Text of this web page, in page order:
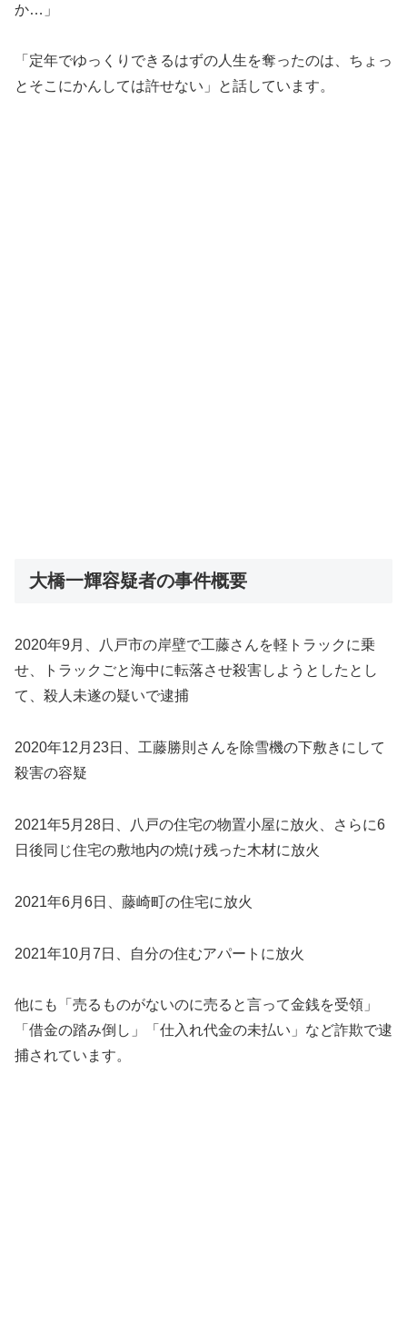
か…」
「定年でゆっくりできるはずの人生を奪ったのは、ちょっ
とそこにかんしては許せない」と話しています。
大橋一輝容疑者の事件概要
2020年9月、八戸市の岸壁で工藤さんを軽トラックに乗
せ、トラックごと海中に転落させ殺害しようとしたとし
て、殺人未遂の疑いで逮捕
2020年12月23日、工藤勝則さんを除雪機の下敷きにして
殺害の容疑
2021年5月28日、八戸の住宅の物置小屋に放火、さらに6
日後同じ住宅の敷地内の焼け残った木材に放火
2021年6月6日、藤崎町の住宅に放火
2021年10月7日、自分の住むアパートに放火
他にも「売るものがないのに売ると言って金銭を受領」
「借金の踏み倒し」「仕入れ代金の未払い」など詐欺で逮
捕されています。